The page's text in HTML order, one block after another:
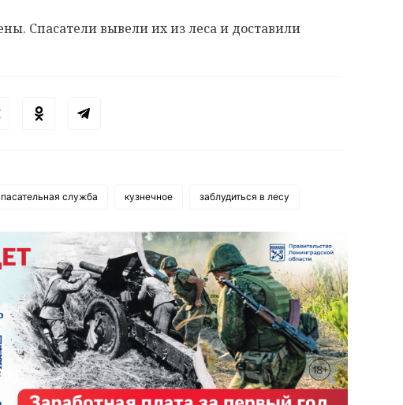
Спасатели вывели их из леса и доставили
служба кузнечное заблудиться в лесу